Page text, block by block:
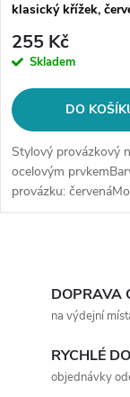
o
d
u
k
r
o
d
u
k
klasický křížek,
255 Kč
Skladem
DO
Stylový provázkový
ocelovým
provázku:
chirurgické oceli:
DOPRAVA
na výdejní
RYCHLÉ
objednávky